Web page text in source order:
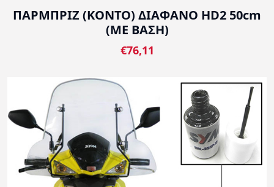
ΠΑΡΜΠΡΙΖ (ΚΟΝΤΟ) ΔΙΑΦΑΝΟ HD2 50cm
(ΜΕ ΒΑΣΗ)
€76,11